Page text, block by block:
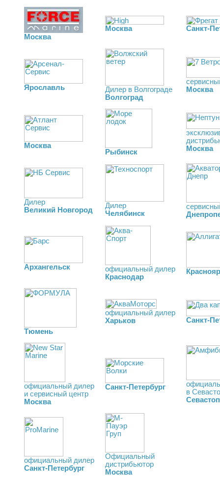
Москва
Москва Санкт-
Ярославль
Дилер в Волгограде
Волгоград
Москва
Москва
Рыбинск
Москва
Дилер
Великий Новгород
Дилер
Челябинск
Архангельск
официальный дилер
Краснодар
Тюмень
официальный дилер
Харьков
Санкт-
официальный дилер
и сервисный центр
Москва
Санкт-Петербург
в
официальный дилер
Санкт-Петербург
Официальный
дистрибьютор
Москва